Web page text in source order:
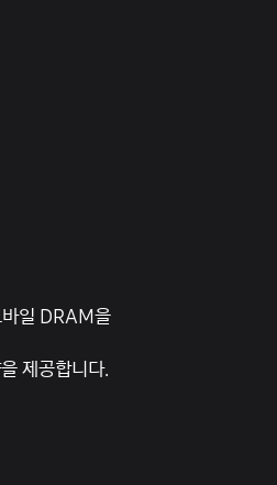
일 DRAM을
제공합니다.